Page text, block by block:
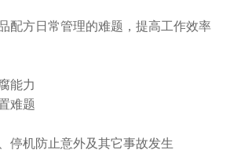
配方日常管理的难题，提高工作效率
能力
难题
停机防止意外及其它事故发生